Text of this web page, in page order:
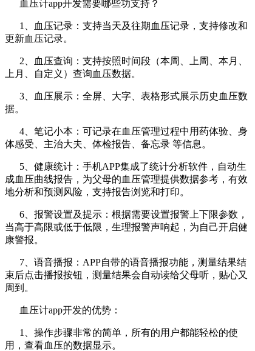
血压计app开发需要哪些功支持？
1、血压记录：支持当天及往期血压记录，支持修改和
更新血压记录。
2、血压查询：支持按照时间段（本周、上周、本月、
上月、自定义）查询血压数据。
3、血压展示：全屏、大字、表格形式展示历史血压数
据。
4、笔记小本：可记录在血压管理过程中用药体验、身
体感受、主治大夫、体检报告、备忘录 等信息。
5、健康统计：手机APP集成了统计分析软件，自动生
成血压曲线报告，为父母的血压管理提供数据参考，有效
地分析和预测风险，支持报告浏览和打印。
6、报警设置及提示：根据需要设置报警上下限参数，
当高于高限或低于低限，生理报警声响起，为自己开启健
康警报。
7、语音播报：APP自带的语音播报功能，测量结果结
束后点击播报按钮，测量结果会自动读给父母听，贴心又
周到。
血压计app开发的优势：
1、操作步骤非常的简单，所有的用户都能轻松的使
用，查看血压的数据显示。